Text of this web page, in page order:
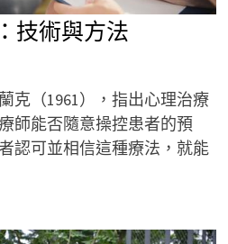
技術與方法
克（1961），指出心理治療
師能否隨意操控患者的預
認可並相信這種療法，就能